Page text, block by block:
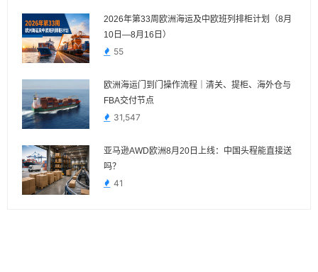
2026年第33周欧洲海运及中欧班列排柜计划（8月
10日—8月16日）
55
欧洲海运门到门操作流程｜清关、提柜、海外仓与
FBA交付节点
31,547
亚马逊AWD欧洲8月20日上线：中国头程能直接送
吗？
41